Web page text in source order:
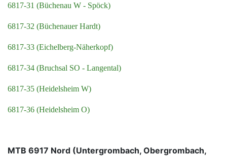
6817-31 (Büchenau W - Spöck)
6817-32 (Büchenauer Hardt)
6817-33 (Eichelberg-Näherkopf)
6817-34 (Bruchsal SO - Langental)
6817-35 (Heidelsheim W)
6817-36 (Heidelsheim O)
MTB 6917 Nord (Untergrombach, Obergrombach,